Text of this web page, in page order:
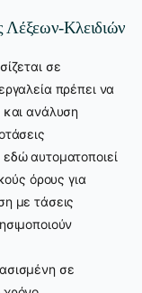
Λέξεων-Κλειδιών
σε
πρέπει να
ανάλυση
αυτοματοποιεί
όρους για
με τάσεις
σε